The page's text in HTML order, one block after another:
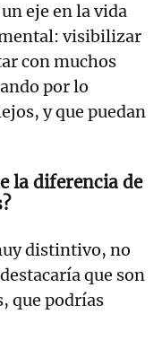
eje en la vida
visibilizar
con muchos
por lo
y que puedan
la diferencia de
distintivo, no
que son
que podrías